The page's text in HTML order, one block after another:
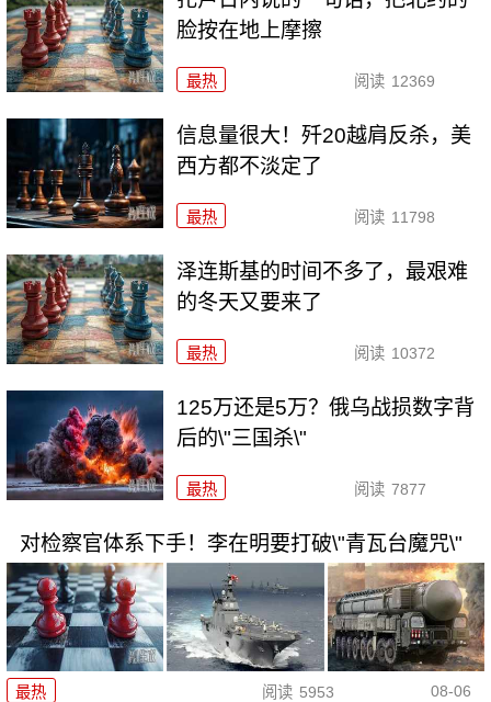
脸按在地上摩擦
最热 阅读 12369
信息量很大！歼20越肩反杀，美
西方都不淡定了
最热 阅读 11798
泽连斯基的时间不多了，最艰难
的冬天又要来了
最热 阅读 10372
125万还是5万？俄乌战损数字背
后的\"三国杀\"
最热 阅读 7877
对检察官体系下手！李在明要打破\"青瓦台魔咒\"
最热 阅读 5953 08-06